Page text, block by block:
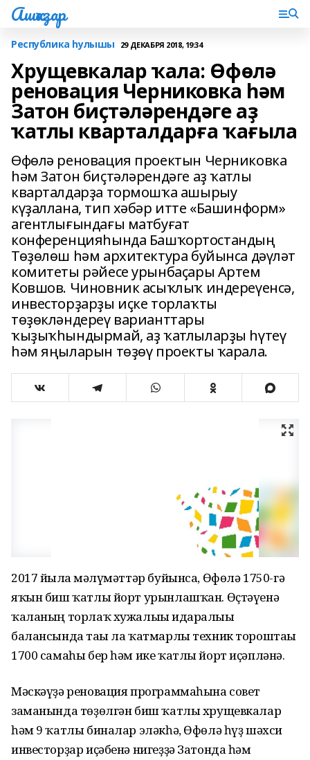
Ашҡаҙар
Республика һулышы 29 ДЕКАБРЯ 2018, 19:34
Хрущевкалар ҡала: Өфөлә
реновация Черниковка һәм
Затон биҫтәләрендәге аҙ
ҡатлы кварталдарға ҡағыла
Өфөлә реновация проектын Черниковка
һәм Затон биҫтәләрендәге аҙ ҡатлы
кварталдарҙа тормошҡа ашырыу
күҙаллана, тип хәбәр итте «Башинформ»
агентлығындағы матбуғат
конференцияһында Башҡортостандың
Төҙөлөш һәм архитектура буйынса дәүләт
комитеты рәйесе урынбаҫары Артем
Ковшов. Чиновник асыҡлыҡ индереүенсә,
инвесторҙарҙы иҫке торлаҡты
төҙөкләндереү варианттары
ҡыҙыҡһындырмай, аҙ ҡатлыларҙы һүтеү
һәм яңыларын төҙөү проекты ҡарала.
2017 йылға мәғлүмәттәр буйынса, Өфөлә 1750-гә
яҡын биш ҡатлы йорт урынлашҡан. Өҫтәүенә
ҡаланың торлаҡ хужалығы идаралығы
балансында тағы ла ҡатмарлы техник тороштағы
1700 самаһы бер һәм ике ҡатлы йорт иҫәпләнә.
Мәскәүҙә реновация программаһына совет
заманында төҙөлгән биш ҡатлы хрущевкалар
һәм 9 ҡатлы биналар эләкһә, Өфөлә һүҙ шәхси
инвесторҙар иҫәбенә нигеҙҙә Затонда һәм